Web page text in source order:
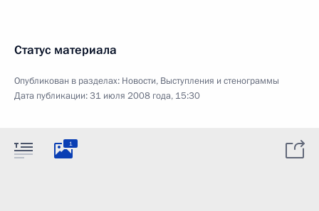
Статус материала
Опубликован в разделах: Новости, Выступления и стенограммы
Дата публикации:31 июля 2008 года, 15:30
1